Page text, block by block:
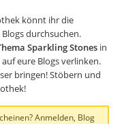
könnt ihr die
durchsuchen.
Sparkling Stones in
eure Blogs verlinken.
bringen! Stöbern und
Anmelden, Blog